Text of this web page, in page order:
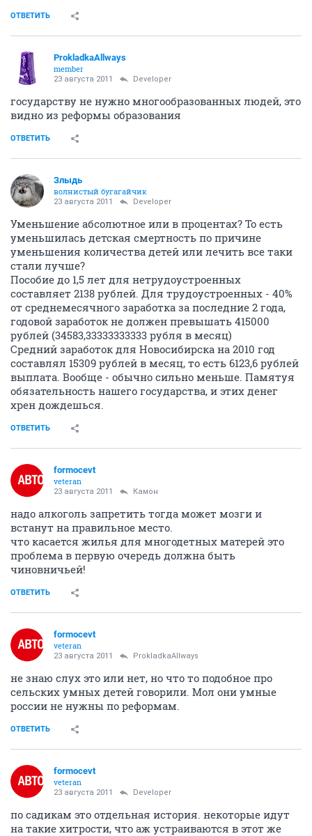
ОТВЕТИТЬ
ProkladkaAllways
member
23 августа 2011 Developer
государству не нужно многообразованных людей, это
видно из реформы образования
ОТВЕТИТЬ
Злыдь
волнистый бугагайчик
23 августа 2011 Developer
Уменьшение абсолютное или в процентах? То есть
уменьшилась детская смертность по причине
уменьшения количества детей или лечить все таки
стали лучше?
Пособие до 1,5 лет для нетрудоустроенных
составляет 2138 рублей. Для трудоустроенных - 40%
от среднемесячного заработка за последние 2 года,
годовой заработок не должен превышать 415000
рублей (34583,33333333333 рубля в месяц)
Средний заработок для Новосибирска на 2010 год
составлял 15309 рублей в месяц, то есть 6123,6 рублей
выплата. Вообще - обычно сильно меньше. Памятуя
обязательность нашего государства, и этих денег
хрен дождешься.
ОТВЕТИТЬ
formocevt
veteran
23 августа 2011 Камон
надо алкоголь запретить тогда может мозги и
встанут на правильное место.
что касается жилья для многодетных матерей это
проблема в первую очередь должна быть
чиновничьей!
ОТВЕТИТЬ
formocevt
veteran
23 августа 2011 ProkladkaAllways
не знаю слух это или нет, но что то подобное про
сельских умных детей говорили. Мол они умные
россии не нужны по реформам.
ОТВЕТИТЬ
formocevt
veteran
23 августа 2011 Developer
по садикам это отдельная история. некоторые идут
на такие хитрости, что аж устраиваются в этот же